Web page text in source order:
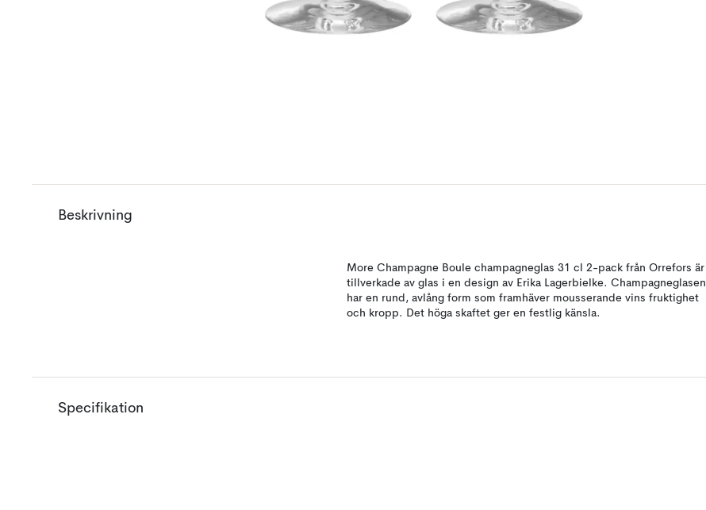
Beskrivning
More Champagne Boule champagneglas 31 cl 2-pack från Orrefors är
tillverkade av glas i en design av Erika Lagerbielke. Champagneglasen
har en rund, avlång form som framhäver mousserande vins fruktighet
och kropp. Det höga skaftet ger en festlig känsla.
Specifikation